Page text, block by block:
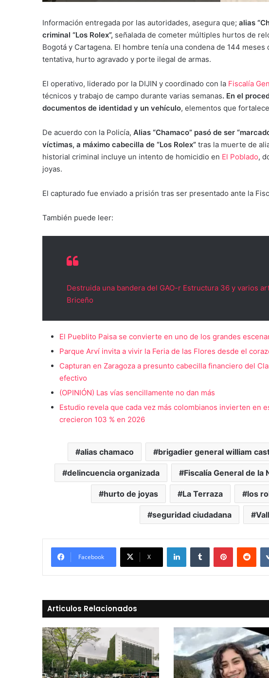
Información entregada por las autoridades, asegura que; alias
criminal “Los Rolex”, señalada de cometer múltiples hurtos de
Bogotá y Cartagena. El hombre tenía una condena de 144
tentativa, hurto agravado y porte ilegal de armas.
El operativo, liderado por la DIJIN y coordinado con la Fiscalía
técnicos y trabajo de campo durante varias semanas. En el
documentos de identidad y un vehículo, elementos que
De acuerdo con la Policía, Alias “Chamaco” pasó de ser
víctimas, a máximo cabecilla de “Los Rolex” tras la muerte de
historial criminal incluye un intento de homicidio en El Poblado,
joyas.
El capturado fue enviado a prisión tras ser presentado ante la
También puede leer:
Destruida una bandera del GAO-r Estructura 36 y varios
Briceño
El Pueblito Paisa se convierte en uno de los grandes
Parque Arví invita a vivir la Feria de las Flores desde el
Capturan en Zaragoza a presunto cabecilla financiero del
efectivo
(OPINIÓN) Las vías sencillamente no dan más
Estudio revela que cada vez más colombianos invierten en
crecieron 103 % en 2026
alias chamaco brigadier general william
delincuencia organizada Fiscalía General de la
hurto de joyas La Terraza los
seguridad ciudadana
Facebook X
LinkedInTumblr Pinterest
Articulos Relacionados